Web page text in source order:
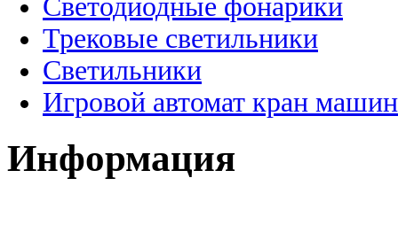
Светодиодные фонарики
Трековые светильники
Светильники
Игровой автомат кран
Информация